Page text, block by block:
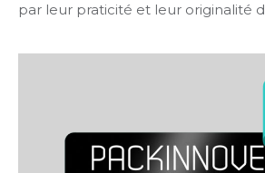
par leur praticité et leur originalité